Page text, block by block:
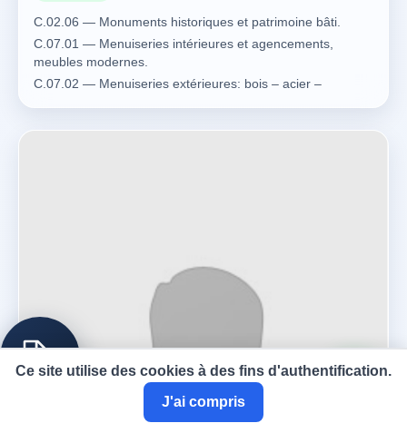
C.02.06 — Monuments historiques et patrimoine bâti.
C.07.01 — Menuiseries intérieures et agencements,
meubles modernes.
C.07.02 — Menuiseries extérieures: bois – acier –
décoratifs. (Vitraux: voir B.03.20.)
C.06.01 — Couverture – Etanchéité: généralistes.
C.11.02 — Parasites du bois.
C.08.01 — Bardages, vêtures, bois métal et composites.
C.03.03 — Charpentes et ossatures bois – Constructions
Ce site utilise des cookies à des fins d'authentification.
J'ai compris